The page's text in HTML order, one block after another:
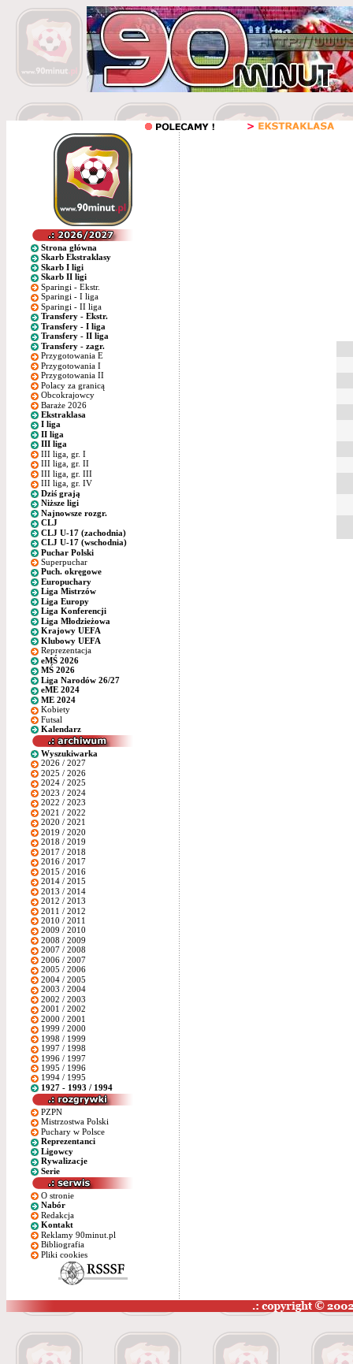
Strona główna
Skarb Ekstraklasy
Skarb I ligi
Skarb II ligi
Sparingi - Ekstr.
Sparingi - I liga
Sparingi - II liga
Transfery - Ekstr.
Transfery - I liga
Transfery - II liga
Transfery - zagr.
Przygotowania E
Przygotowania I
Przygotowania II
Polacy za granicą
Obcokrajowcy
Baraże 2026
Ekstraklasa
I liga
II liga
III liga
III liga, gr. I
III liga, gr. II
III liga, gr. III
III liga, gr. IV
Dziś grają
Niższe ligi
Najnowsze rozgr.
CLJ
CLJ U-17 (zachodnia)
CLJ U-17 (wschodnia)
Puchar Polski
Superpuchar
Puch. okręgowe
Europuchary
Liga Mistrzów
Liga Europy
Liga Konferencji
Liga Młodzieżowa
Krajowy UEFA
Klubowy UEFA
Reprezentacja
eMŚ 2026
MŚ 2026
Liga Narodów 26/27
eME 2024
ME 2024
Kobiety
Futsal
Kalendarz
Wyszukiwarka
2026 / 2027
2025 / 2026
2024 / 2025
2023 / 2024
2022 / 2023
2021 / 2022
2020 / 2021
2019 / 2020
2018 / 2019
2017 / 2018
2016 / 2017
2015 / 2016
2014 / 2015
2013 / 2014
2012 / 2013
2011 / 2012
2010 / 2011
2009 / 2010
2008 / 2009
2007 / 2008
2006 / 2007
2005 / 2006
2004 / 2005
2003 / 2004
2002 / 2003
2001 / 2002
2000 / 2001
1999 / 2000
1998 / 1999
1997 / 1998
1996 / 1997
1995 / 1996
1994 / 1995
1927 - 1993 / 1994
PZPN
Mistrzostwa Polski
Puchary w Polsce
Reprezentanci
Ligowcy
Rywalizacje
Serie
O stronie
Nabór
Redakcja
Kontakt
Reklamy 90minut.pl
Bibliografia
Pliki cookies